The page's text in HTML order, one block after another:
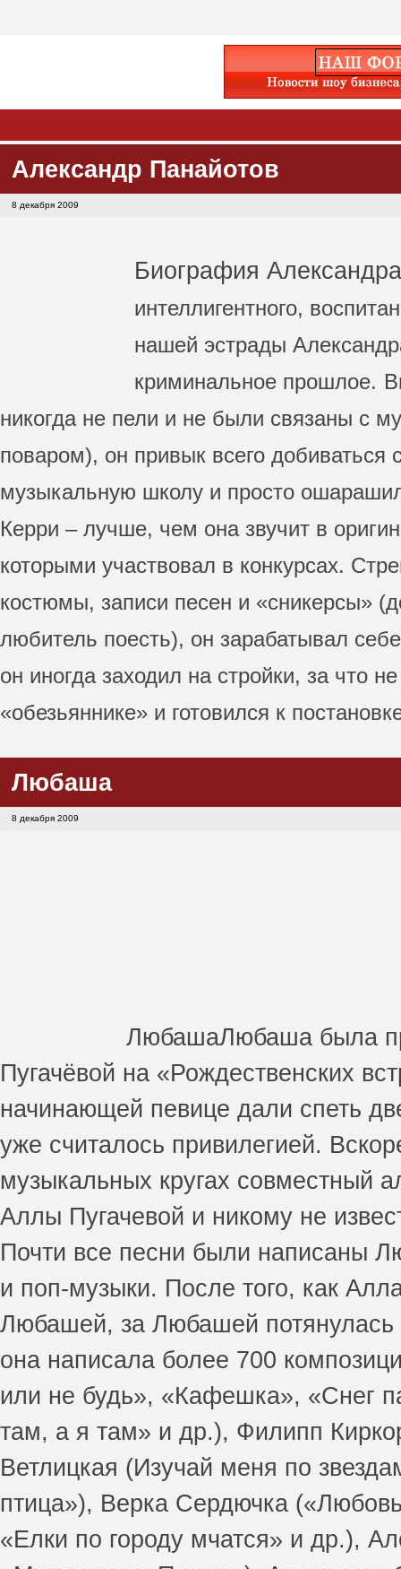
Александр Панайотов
8 декабря 2009
Биография
интеллигентного,
нашей эстрады
криминальное прошлое.
никогда не пели и не были связаны с
поваром), он привык всего
музыкальную школу и просто
Керри – лучше, чем она звучит в
которыми участвовал в конкурсах.
костюмы, записи песен и «сникерсы»
любитель поесть), он зарабатывал
он иногда заходил на стройки, за что
«обезьяннике» и готовился к
Любаша
8 декабря 2009
ЛюбашаЛюбаша была
Пугачёвой на «Рождественских
начинающей певице дали спеть
уже считалось привилегией.
музыкальных кругах совместный
Аллы Пугачевой и никому не
Почти все песни были написаны
и поп-музыки. После того, как
Любашей, за Любашей потянулась
она написала более 700
или не будь», «Кафешка», «Снег
там, а я там» и др.), Филипп
Ветлицкая (Изучай меня по
птица»), Верка Сердючка
«Елки по городу мчатся» и др.),